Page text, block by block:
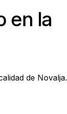
en la
de Novalja.